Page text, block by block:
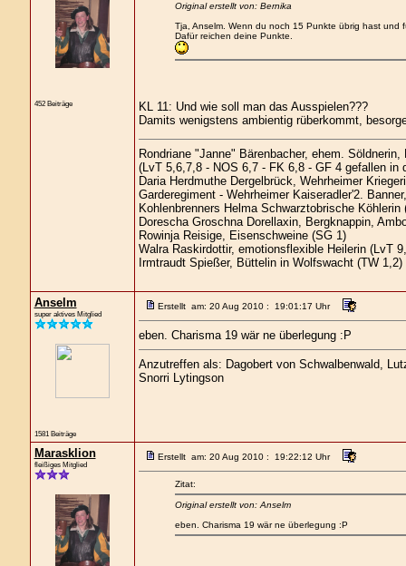
452 Beiträge
Original erstellt von: Bernika
Tja, Anselm. Wenn du noch 15 Punkte übrig hast
Dafür reichen deine Punkte.
KL 11: Und wie soll man das Ausspielen???
Damits wenigstens ambientig rüberkommt,
Rondriane "Janne" Bärenbacher, ehem.
(LvT 5,6,7,8 - NOS 6,7 - FK 6,8 - GF 4 gefallen in
Daria Herdmuthe Dergelbrück, Wehrheimer
Garderegiment - Wehrheimer Kaiseradler'2.
Kohlenbrenners Helma Schwarztobrische Köhlerin
Dorescha Groschna Dorellaxin, Bergknappin,
Rowinja Reisige, Eisenschweine (SG 1)
Walra Raskirdottir, emotionsflexible Heilerin (LvT
Irmtraudt Spießer, Büttelin in Wolfswacht (TW 1,2)
Anselm
super aktives Mitglied
1581 Beiträge
Erstellt am: 20 Aug 2010 : 19:01:17 Uhr
eben. Charisma 19 wär ne überlegung :P
Anzutreffen als: Dagobert von Schwalbenwald,
Snorri Lytingson
Marasklion
fleißiges Mitglied
Erstellt am: 20 Aug 2010 : 19:22:12 Uhr
Zitat:
Original erstellt von: Anselm
eben. Charisma 19 wär ne überlegung :P